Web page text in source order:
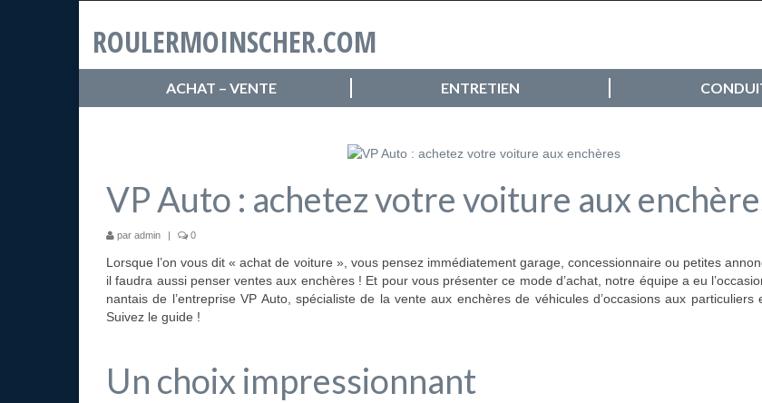
ROULERMOINSCHER.COM
ACHAT – VENTE ENTRETIEN
VP Auto : achetez votre voiture aux
par admin 0
Lorsque l’on vous dit « achat de voiture », vous pensez immédiatement garage, concessionnaire ou petites
il faudra aussi penser ventes aux enchères ! Et pour vous présenter ce mode d’achat, notre équipe a eu
nantais de l’entreprise VP Auto, spécialiste de la vente aux enchères de véhicules d’occasions aux particuliers
Suivez le guide !
Un choix impressionnant